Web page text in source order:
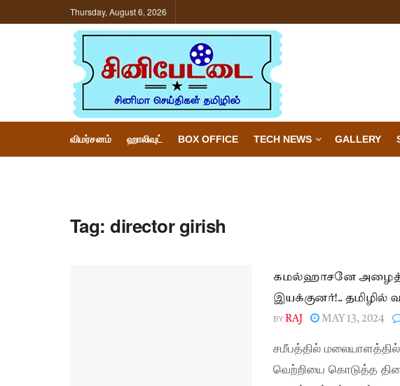
Thursday, August 6, 2026
விமர்சனம் ஹாலிவுட் BOX OFFICE TECH NEWS GALLERY
Tag:director girish
கமல்ஹாசனே
இயக்குனர்!..
BY RAJ MAY 13, 2024
சமீபத்தில் மலையாளத்தில்
வெற்றியை கொடுத்த